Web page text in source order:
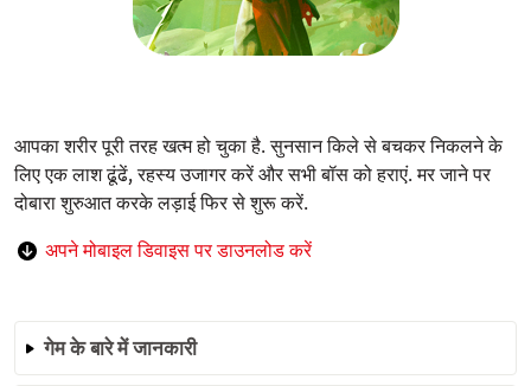
आपका शरीर पूरी तरह खत्म हो चुका है. सुनसान किले से बचकर निकलने के
लिए एक लाश ढूंढें, रहस्य उजागर करें और सभी बॉस को हराएं. मर जाने पर
दोबारा शुरुआत करके लड़ाई फिर से शुरू करें.
अपने मोबाइल डिवाइस पर डाउनलोड करें
गेम के बारे में जानकारी